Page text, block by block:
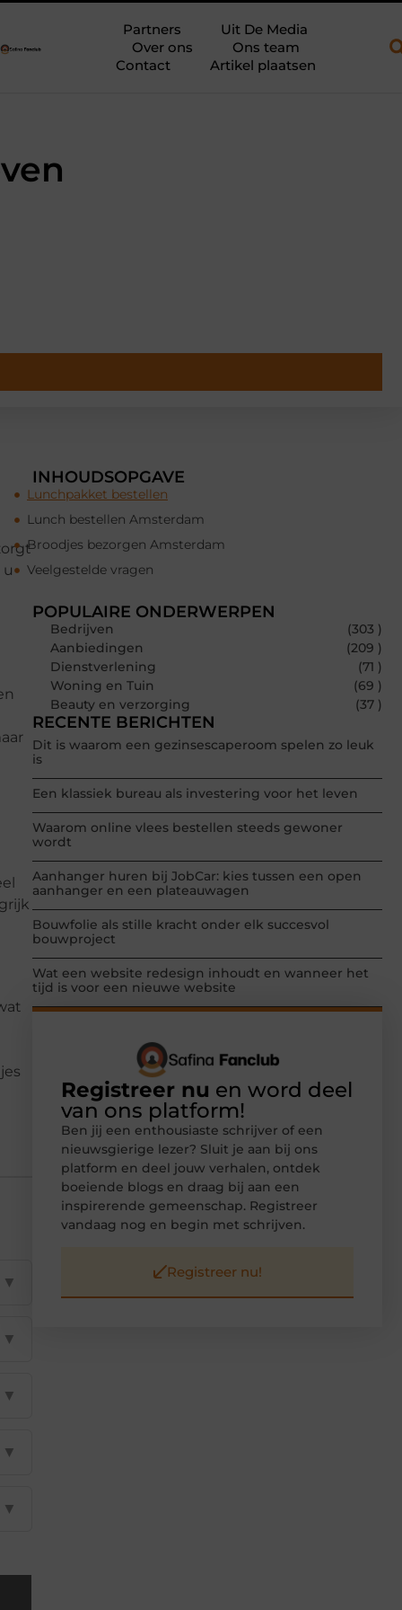
Partners
Uit De Media
Over ons
Ons team
Contact
Artikel plaatsen
▼
▼
▼
▼
▼
INHOUDSOPGAVE
Lunchpakket bestellen
Lunch bestellen Amsterdam
Broodjes bezorgen Amsterdam
Veelgestelde vragen
POPULAIRE ONDERWERPEN
Bedrijven
(303 )
Aanbiedingen
(209 )
Dienstverlening
(71 )
Woning en Tuin
(69 )
Beauty en verzorging
(37 )
RECENTE BERICHTEN
Dit is waarom een gezinsescaperoom spelen zo leuk
is
Een klassiek bureau als investering voor het leven
Waarom online vlees bestellen steeds gewoner
wordt
Aanhanger huren bij JobCar: kies tussen een open
aanhanger en een plateauwagen
Bouwfolie als stille kracht onder elk succesvol
bouwproject
Wat een website redesign inhoudt en wanneer het
tijd is voor een nieuwe website
Registreer nu en word deel
van ons platform!
Ben jij een enthousiaste schrijver of een
nieuwsgierige lezer? Sluit je aan bij ons
platform en deel jouw verhalen, ontdek
boeiende blogs en draag bij aan een
inspirerende gemeenschap. Registreer
vandaag nog en begin met schrijven.
Registreer nu!